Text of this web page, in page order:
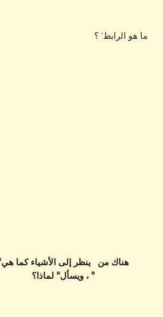
ما هو الرابط' ؟
"هناك
، ويسأل" لماذا؟ "